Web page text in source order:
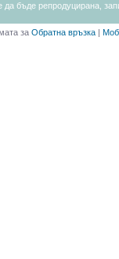
бъде репродуцирана,
за Обратна връзка |